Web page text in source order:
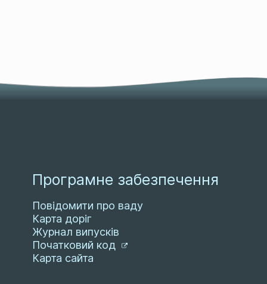
Програмне забезпечення
Повідомити про ваду
Карта доріг
Журнал випусків
Початковий код
Карта сайта